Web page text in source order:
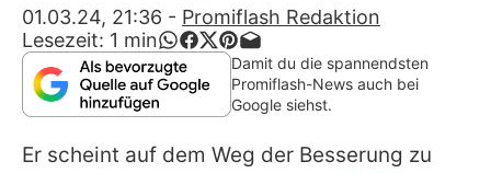
App runterladen
Team
Redaktionelle Richtlinien
Impressum
01.03.24, 21:36 - Promiflash Redaktion
Lesezeit: 1 min
Damit du die spannendsten
Promiflash-News auch bei
Google siehst.
Er scheint auf dem Weg der Besserung zu